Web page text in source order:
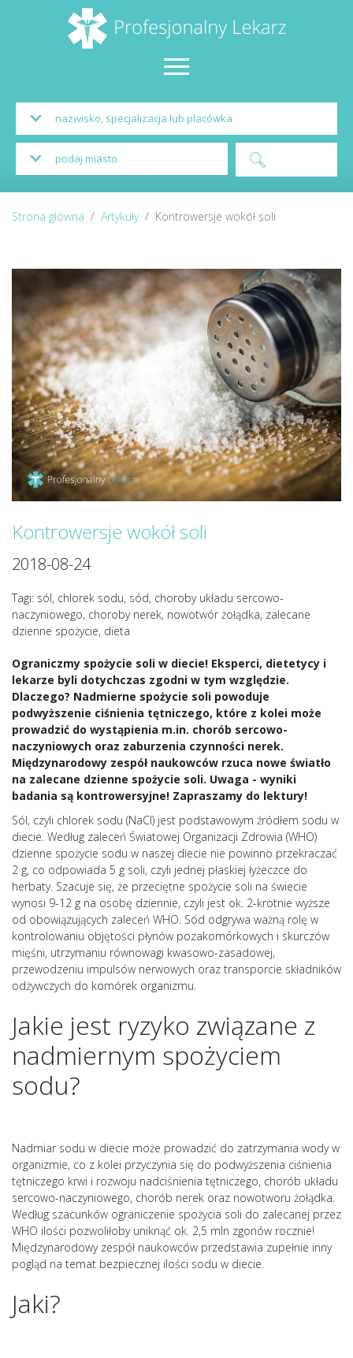
Strona główna Artykuły Kontrowersje wokół soli
Kontrowersje wokół soli
2018-08-24
Tagi: sól, chlorek sodu, sód, choroby układu sercowo-
naczyniowego, choroby nerek, nowotwór żołądka, zalecane
dzienne spożycie, dieta
Ograniczmy spożycie soli w diecie! Eksperci, dietetycy i
lekarze byli dotychczas zgodni w tym względzie.
Dlaczego? Nadmierne spożycie soli powoduje
podwyższenie ciśnienia tętniczego, które z kolei może
prowadzić do wystąpienia m.in. chorób sercowo-
naczyniowych oraz zaburzenia czynności nerek.
Międzynarodowy zespół naukowców rzuca nowe światło
na zalecane dzienne spożycie soli. Uwaga - wyniki
badania są kontrowersyjne! Zapraszamy do lektury!
Sól, czyli chlorek sodu (NaCl) jest podstawowym źródłem sodu w
diecie. Według zaleceń Światowej Organizacji Zdrowia (WHO)
dzienne spożycie sodu w naszej diecie nie powinno przekraczać
2 g, co odpowiada 5 g soli, czyli jednej płaskiej łyżeczce do
herbaty. Szacuje się, że przeciętne spożycie soli na świecie
wynosi 9-12 g na osobę dziennie, czyli jest ok. 2-krotnie wyższe
od obowiązujących zaleceń WHO. Sód odgrywa ważną rolę w
kontrolowaniu objętości płynów pozakomórkowych i skurczów
mięśni, utrzymaniu równowagi kwasowo-zasadowej,
przewodzeniu impulsów nerwowych oraz transporcie składników
odżywczych do komórek organizmu.
Jakie jest ryzyko związane z
nadmiernym spożyciem
sodu?
Nadmiar sodu w diecie może prowadzić do zatrzymania wody w
organizmie, co z kolei przyczynia się do podwyższenia ciśnienia
tętniczego krwi i rozwoju nadciśnienia tętniczego, chorób układu
sercowo-naczyniowego, chorób nerek oraz nowotworu żołądka.
Według szacunków ograniczenie spożycia soli do zalecanej przez
WHO ilości pozwoliłoby uniknąć ok. 2,5 mln zgonów rocznie!
Międzynarodowy zespół naukowców przedstawia zupełnie inny
pogląd na temat bezpiecznej ilości sodu w diecie.
Jaki?